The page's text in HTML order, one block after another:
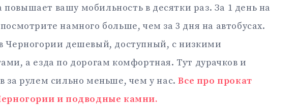
вашу мобильность в десятки раз. За 1 день на
намного больше, чем за 3 дня на автобусах.
Черногории дешевый, доступный, с низкими
а езда по дорогам комфортная. Тут дурачков и
за рулем сильно меньше, чем у нас.Все про прокат
и подводные камни.